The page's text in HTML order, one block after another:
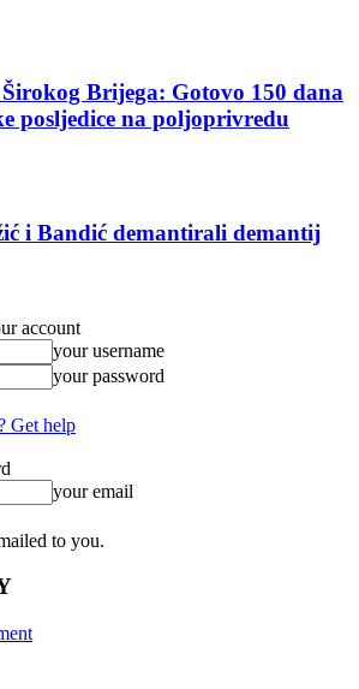
Brijega: Gotovo 150 dana
posljedice na poljoprivredu
i Bandić demantirali demantij
account
your username
your password
Get help
your email
to you.